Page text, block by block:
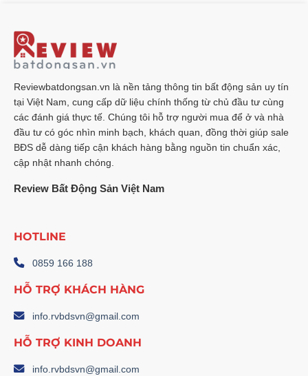
Reviewbatdongsan.vn là nền tảng thông tin bất động sản uy tín
tại Việt Nam, cung cấp dữ liệu chính thống từ chủ đầu tư cùng
các đánh giá thực tế. Chúng tôi hỗ trợ người mua để ở và nhà
đầu tư có góc nhìn minh bạch, khách quan, đồng thời giúp sale
BĐS dễ dàng tiếp cận khách hàng bằng nguồn tin chuẩn xác,
cập nhật nhanh chóng.
Review Bất Động Sản Việt Nam
HOTLINE
0859 166 188
HỖ TRỢ KHÁCH HÀNG
info.rvbdsvn@gmail.com
HỖ TRỢ KINH DOANH
info.rvbdsvn@gmail.com